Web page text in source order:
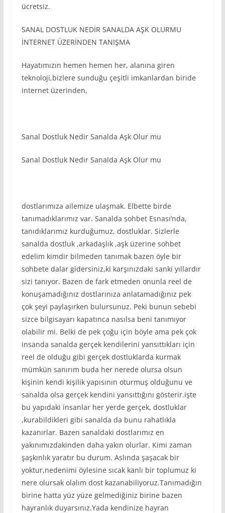
ücretsiz.
SANAL DOSTLUK NEDİR SANALDA AŞK OLURMU
İNTERNET ÜZERİNDEN TANIŞMA
Hayatımızın hemen hemen her, alanına giren
teknoloji,bizlere sunduğu çeşitli imkanlardan biride
internet üzerinden,
Sanal Dostluk Nedir Sanalda Aşk Olur mu
Sanal Dostluk Nedir Sanalda Aşk Olur mu
dostlarımıza ailemize ulaşmak. Elbette birde
tanımadıklarımız var. Sanalda sohbet Esnası’nda,
tanıdıklarımız kurduğumuz, dostluklar. Sizlerle
sanalda dostluk ,arkadaşlık ,aşk üzerine sohbet
edelim kimdir bilmeden tanımak bazen öyle bir
sohbete dalar gidersiniz,ki karşınızdaki sanki yıllardır
sizi tanıyor. Bazen de fark etmeden onunla reel de
konuşamadığınız dostlarınıza anlatamadığınız pek
çok şeyi paylaşırken bulursunuz. Peki bunun sebebi
sizce bilgisayarı kapatınca nasılsa beni tanımıyor
olabilir mi. Belki de pek çoğu için böyle ama pek çok
insanda sanalda gerçek kendilerini yansıttıkları için
reel de olduğu gibi gerçek dostluklarda kurmak
mümkün sanırım buda her nerede olursa olsun
kişinin kendi kişilik yapısının oturmuş olduğunu ve
sanalda olsa gerçek kendini yansıttığını gösterir.işte
bu yapıdaki insanlar her yerde gerçek, dostluklar
,kurabildikleri gibi sanalda da bunu rahatlıkla
kazanırlar. Bazen sanaldaki dostlarımız en
yakınımızdakinden daha yakın olurlar. Kimi zaman
şaşkınlık yaratır bu durum. Aslında şaşacak bir
yoktur,nedenimi öylesine sıcak kanlı bir toplumuz ki
nere olursak olalım dost kazanabiliyoruz.Tanımadığın
birine hatta yüz yüze gelmediğiniz birine bazen
hayranlık duyarsınız.Yada kendinize hayran